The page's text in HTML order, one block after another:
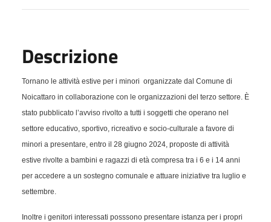
Descrizione
Tornano le attività estive per i minori organizzate dal Comune di
Noicattaro in collaborazione con le organizzazioni del terzo settore. È
stato pubblicato l’avviso rivolto a tutti i soggetti che operano nel
settore educativo, sportivo, ricreativo e socio-culturale a favore di
minori a presentare, entro il 28 giugno 2024, proposte di attività
estive rivolte a bambini e ragazzi di età compresa tra i 6 e i 14 anni
per accedere a un sostegno comunale e attuare iniziative tra luglio e
settembre.
Inoltre i genitori interessati posssono presentare istanza per i propri